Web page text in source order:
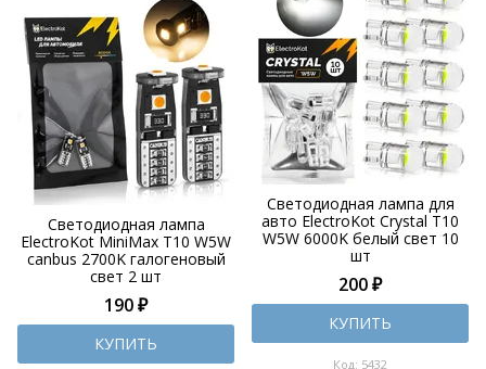
Светодиодная лампа
ElectroKot MiniMax T10 W5W
canbus 2700K галогеновый
свет 2 шт
190 ₽
КУПИТЬ
Светодиодная лампа для
авто ElectroKot Crystal T10
W5W 6000K белый свет 10
шт
200 ₽
КУПИТЬ
Код: 5432